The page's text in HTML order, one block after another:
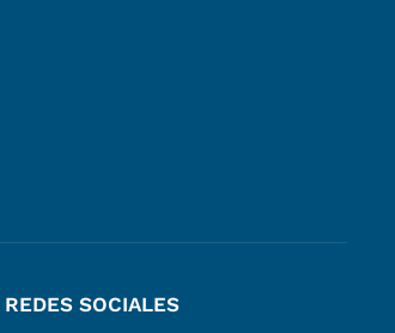
REDES SOCIALES